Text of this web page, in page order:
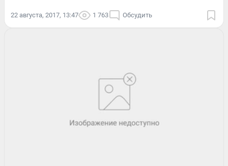
22 августа, 2017, 13:47 1 763 Обсудить